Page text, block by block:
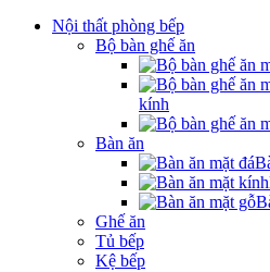
Nội thất phòng bếp
Bộ bàn ghế ăn
kính
Bàn ăn
Ghế ăn
Tủ bếp
Kệ bếp